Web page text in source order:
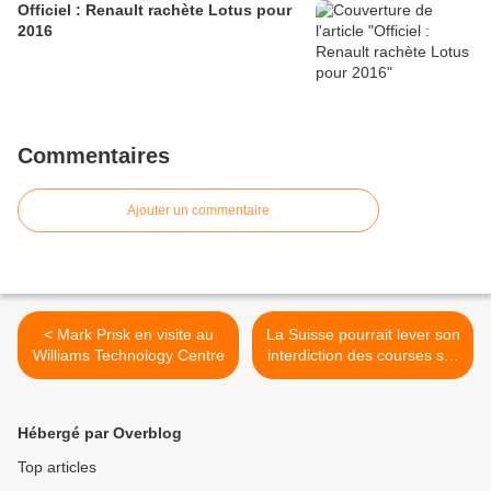
Officiel : Renault rachète Lotus pour
2016
Commentaires
Ajouter un commentaire
< Mark Prisk en visite au
Williams Technology Centre
La Suisse pourrait lever son
interdiction des courses sur
circuit >
Hébergé par Overblog
Top articles